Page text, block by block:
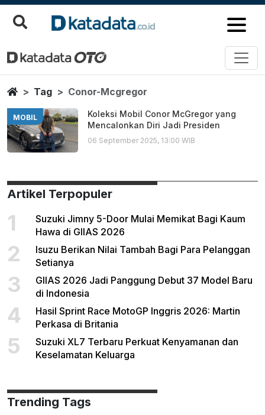
Conor Mcgregor
Berita Terbaru
HomeTag Conor-Mcgregor
MOBIL
Koleksi Mobil Conor McGregor yang
Mencalonkan Diri Jadi Presiden
06 September 2025, 13:00 WIB
Artikel Terpopuler
1
Suzuki Jimny 5-Door Mulai Memikat Bagi Kaum
Hawa di GIIAS 2026
2
Isuzu Berikan Nilai Tambah Bagi Para Pelanggan
Setianya
3
GIIAS 2026 Jadi Panggung Debut 37 Model Baru
di Indonesia
4
Hasil Sprint Race MotoGP Inggris 2026: Martin
Perkasa di Britania
5
Suzuki XL7 Terbaru Perkuat Kenyamanan dan
Keselamatan Keluarga
Trending Tags